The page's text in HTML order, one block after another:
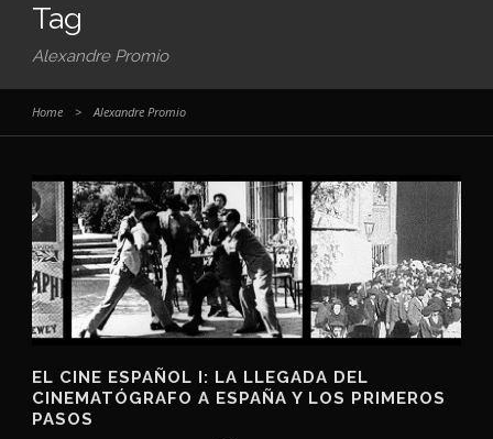
Tag
Alexandre Promio
Home > Alexandre Promio
EL CINE ESPAÑOL I: LA LLEGADA DEL
CINEMATÓGRAFO A ESPAÑA Y LOS PRIMEROS
PASOS